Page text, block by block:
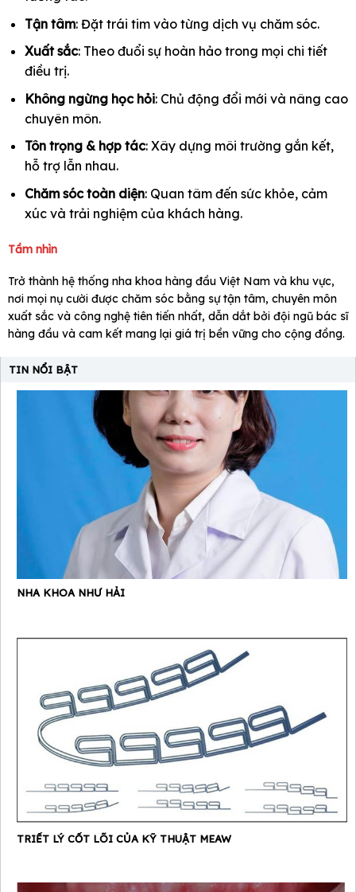
Tận tâm: Đặt trái tim vào từng dịch vụ chăm sóc.
Xuất sắc: Theo đuổi sự hoàn hảo trong mọi chi tiết
điều trị.
Không ngừng học hỏi: Chủ động đổi mới và nâng cao
chuyên môn.
Tôn trọng & hợp tác: Xây dựng môi trường gắn kết,
hỗ trợ lẫn nhau.
Chăm sóc toàn diện: Quan tâm đến sức khỏe, cảm
xúc và trải nghiệm của khách hàng.
Tầm nhìn
Trở thành hệ thống nha khoa hàng đầu Việt Nam và khu vực,
nơi mọi nụ cười được chăm sóc bằng sự tận tâm, chuyên môn
xuất sắc và công nghệ tiên tiến nhất, dẫn dắt bởi đội ngũ bác sĩ
hàng đầu và cam kết mang lại giá trị bền vững cho cộng đồng.
TIN NỔI BẬT
NHA KHOA NHƯ HẢI
TRIẾT LÝ CỐT LÕI CỦA KỸ THUẬT MEAW